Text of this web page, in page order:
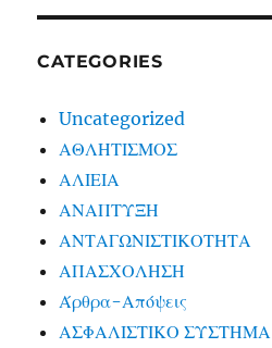
CATEGORIES
Uncategorized
ΑΘΛΗΤΙΣΜΟΣ
ΑΛΙΕΙΑ
ΑΝΑΠΤΥΞΗ
ΑΝΤΑΓΩΝΙΣΤΙΚΟΤΗΤΑ
ΑΠΑΣΧΟΛΗΣΗ
Άρθρα-Απόψεις
ΑΣΦΑΛΙΣΤΙΚΟ ΣΥΣΤΗΜΑ